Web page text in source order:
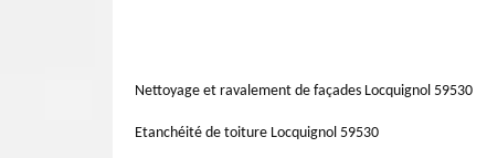
exactement la présence d’une fuite. Pour
normes de sécurité si vous ne désirez pas courir le
Nettoyage et ravalement de façades Locquignol 59530
Etanchéité de toiture Locquignol 59530